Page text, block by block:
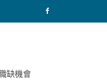
缺機會